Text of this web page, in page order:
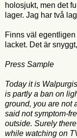
holosjukt, men det
lager. Jag har två
Finns väl
lacket. Det är
Press Sample
Today it is
is partly a ban on
ground, you are not
said not symptom-
outside. Surely
while watching on